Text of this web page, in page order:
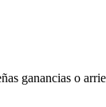
ganancias o